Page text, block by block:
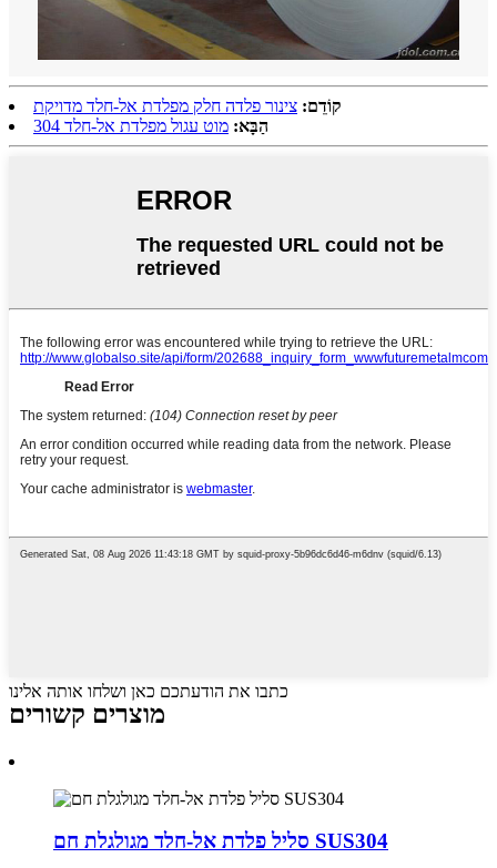
קוֹדֵם: צינור פלדה חלק מפלדת אל-חלד מדויקת
הַבָּא: מוט עגול מפלדת אל-חלד 304
כתבו את הודעתכם כאן ושלחו אותה אלינו
מוצרים קשורים
סליל פלדת אל-חלד מגולגלת חם SUS304